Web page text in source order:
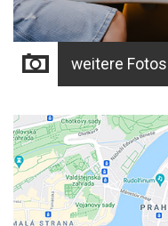
weitere Fotos